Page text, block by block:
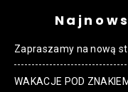
Zapraszamy na nową
WAKACJE POD